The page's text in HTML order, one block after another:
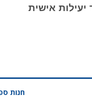
יעילות אישית
חנות